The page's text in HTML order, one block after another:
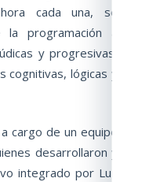
cada una, se
programación a
y progresivas,
cognitivas, lógicas y
cargo de un equipo
desarrollaron y
integrado por Luz